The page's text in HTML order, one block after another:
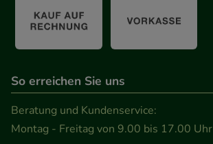
So erreichen Sie uns
Beratung und Kundenservice:
Montag - Freitag von 9.00 bis 17.00 Uhr